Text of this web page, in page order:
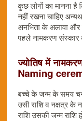
कुछ लोगों का मानना
नहीं रखना चाहिए
अनभिता के अलावा और
पहले नामकरण संस्कार
ज्योतिष में
Naming
बच्चे के जन्म के समय
उसी राशि व नक्षत्र के
राशि उसकी जन्म राशि